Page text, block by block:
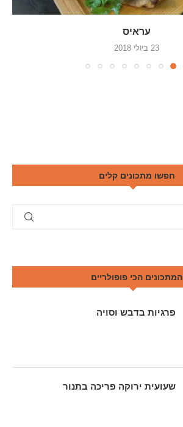
עראיס
23 ביולי 2018
חפשו מתכונים קלים
המתכונים הכי פופולריים
פרגיות בדבש וסויה
שעועית ירוקה פריכה בתנור